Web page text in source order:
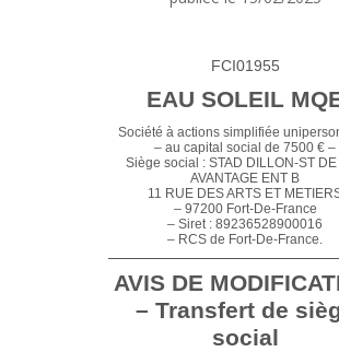
FCI01955
EAU SOLEIL
Société à actions simplifiée
– au capital social de 7500 € –
Siège social : STAD DILLON-ST DE
AVANTAGE ENT B
11 RUE DES ARTS ET
– 97200 Fort-De-France
– Siret : 89236528900016
– RCS de Fort-De-France.
AVIS DE
– Transfert de
social